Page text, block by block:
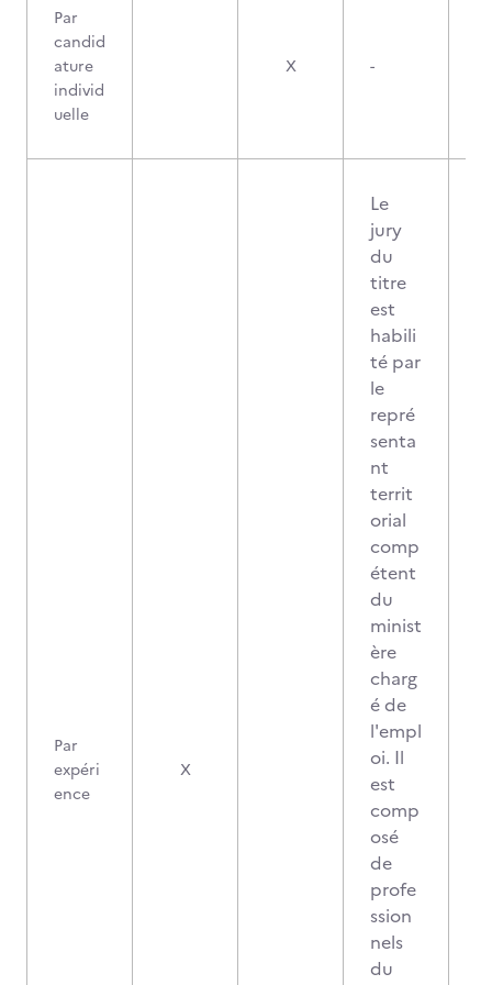
Par
candid
ature
individ
uelle
X -
Par
expéri
ence
X
Le
jury
du
titre
est
habili
té par
le
repré
senta
nt
territ
orial
comp
étent
du
minist
ère
charg
é de
l'empl
oi. Il
est
comp
osé
de
profe
ssion
nels
du